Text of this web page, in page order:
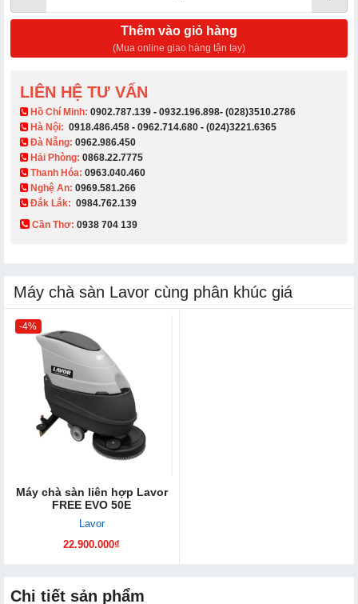
Thêm vào giỏ hàng
(Mua online giao hàng tận tay)
LIÊN HỆ TƯ VẤN
​ Hồ Chí Minh: 0902.787.139 - 0932.196.898- (028)3510.2786
Hà Nội: 0918.486.458 - 0962.714.680 - (024)3221.6365
Đà Nẵng: 0962.986.450
Hải Phòng: 0868.22.7775
Thanh Hóa: 0963.040.460
Nghệ An: 0969.581.266
Đắk Lắk: 0984.762.139
Cần Thơ: 0938 704 139​
Máy chà sàn Lavor cùng phân khúc giá
-4%
Máy chà sàn liên hợp Lavor
FREE EVO 50E
Lavor
22.900.000₫
Chi tiết sản phẩm